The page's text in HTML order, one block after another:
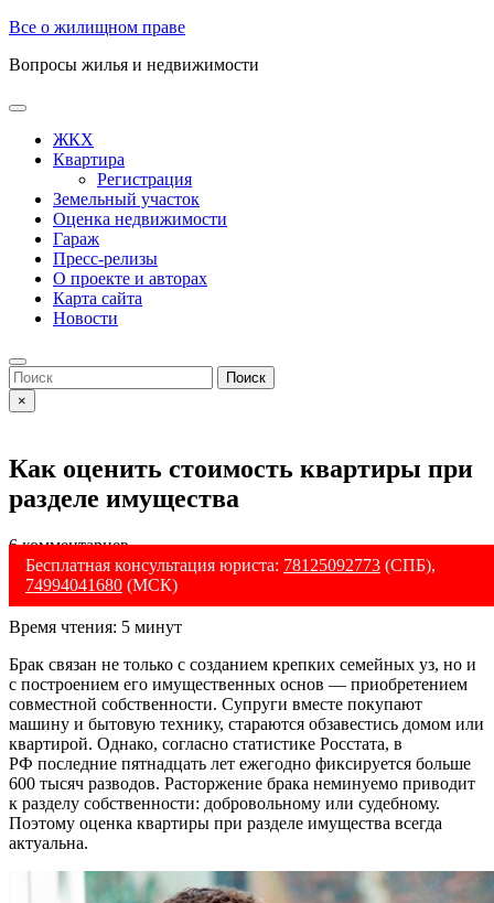
Skip
content
Все о жилищном праве
Вопросы жилья и недвижимости
Open
ButtonЖКХ
Квартира
Регистрация
Земельный участок
Оценка недвижимости
Гараж
Пресс-релизы
О проекте и авторах
Карта сайта
Новости
Close
Button
Search
for:
×
Как оценить стоимость квартиры при
разделе имущества
6 комментариев
Бесплатная консультация юриста: 78125092773 (СПБ),
74994041680 (МСК)
Время чтения: 5 минут
Брак связан не только с созданием крепких семейных уз, но и
с построением его имущественных основ — приобретением
совместной собственности. Супруги вместе покупают
машину и бытовую технику, стараются обзавестись домом или
квартирой. Однако, согласно статистике Росстата, в
РФ последние пятнадцать лет ежегодно фиксируется больше
600 тысяч разводов. Расторжение брака неминуемо приводит
к разделу собственности: добровольному или судебному.
Поэтому оценка квартиры при разделе имущества всегда
актуальна.